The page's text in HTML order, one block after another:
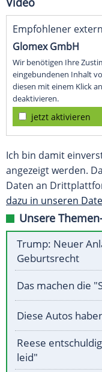
Empfohlener
Glomex GmbH
Wir benötigen Ihre
eingebundenen Inhalt
diesen mit einem Klick
deaktivieren.
jetzt aktivieren
Ich bin damit
angezeigt werden.
Daten an
dazu in unseren
Unsere
Trump: Neuer
Geburtsrecht
Das machen die
Diese Autos
Reese
leid"